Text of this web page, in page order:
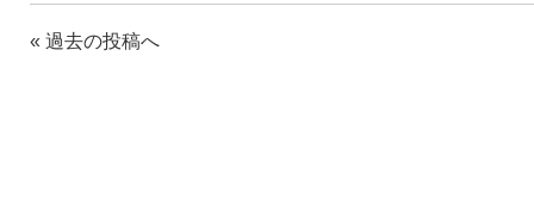
« 過去の投稿へ